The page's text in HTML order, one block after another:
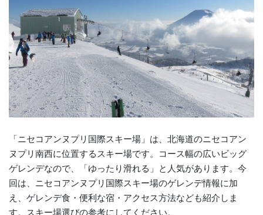
「ニセコアンヌプリ国際スキー場」は、北海道のニセコアン
ヌプリ南西に位置するスキー場です。コース幅の広いビッグ
ゲレンデなので、「ゆったり滑れる」と人気があります。今
回は、ニセコアンヌプリ国際スキー場のゲレンデ情報に加
え、ゲレンデ食・便利な宿・アクセス方法なども紹介しま
す。スキー場選びの参考にしてください。